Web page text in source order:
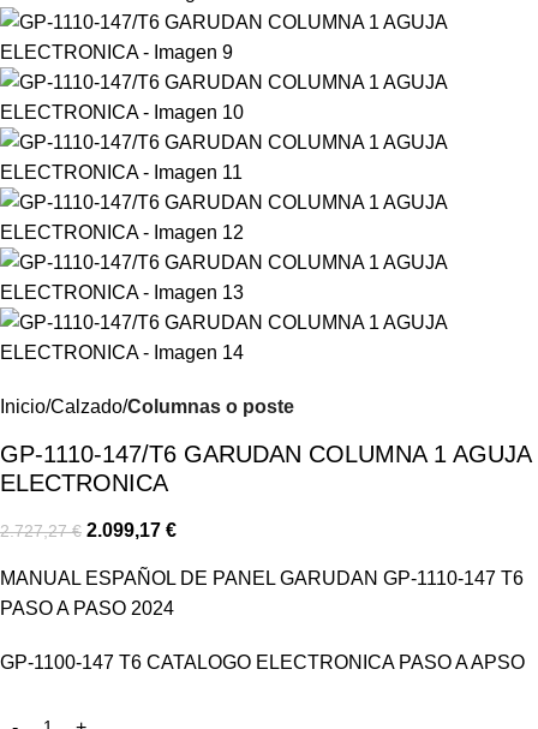
Inicio Calzado Columnas o poste
GP-1110-147/T6 GARUDAN COLUMNA 1 AGUJA
ELECTRONICA
2.727,27€ 2.099,17 €
MANUAL ESPAÑOL DE PANEL GARUDAN GP-1110-147 T6
PASO A PASO 2024
GP-1100-147 T6 CATALOGO ELECTRONICA PASO A APSO